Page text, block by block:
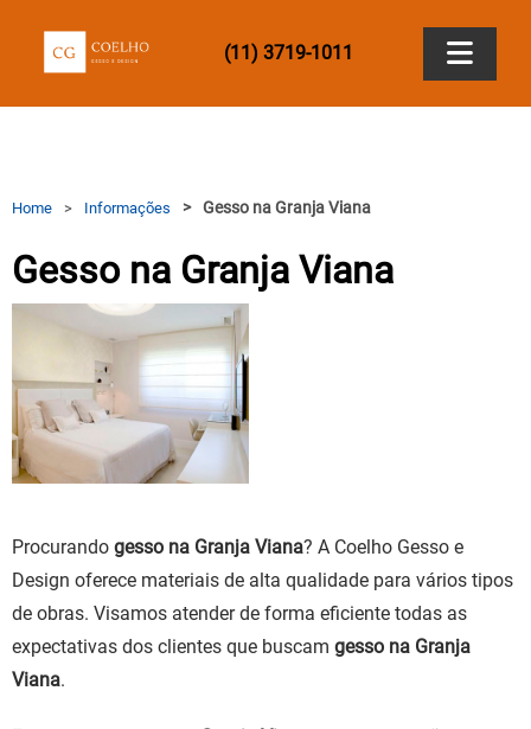
(11) 3719-1011
Empresa
Produtos
Papel de Parede
Home Informações Gesso na Granja Viana
Gesso na Granja Viana
Procurando gesso na Granja Viana? A Coelho Gesso e
Design oferece materiais de alta qualidade para vários tipos
de obras. Visamos atender de forma eficiente todas as
expectativas dos clientes que buscam gesso na Granja
Viana.